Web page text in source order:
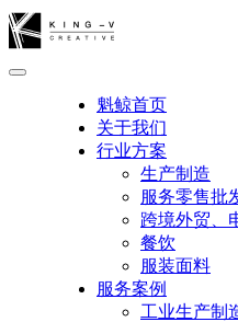
魁鲸首页
关于我们
行业方案
生产制造
服务零售批
跨境外贸、
餐饮
服装面料
服务案例
工业生产制